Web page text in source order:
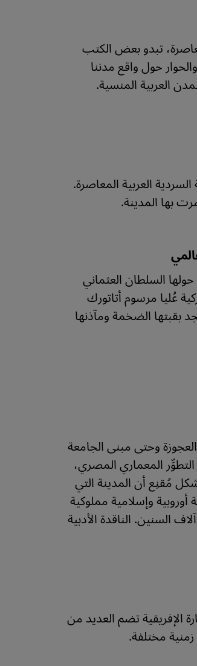
تبدو بعض الكتب
حول واقع مدننا
العربية المنسية.
العربية المعاصرة.
بها المدينة.
يبلغ عمر آيا صوفيا ما يقرب من 1500 عام. لألف عام كانت كنيسة. وفي عام 1453 حولها السلطان العثماني
/ تموز 2020، ألغت محكمة تركية عُليا مرسوم أتاتورك
مسجد بقبتها الضخمة ومآذنها
وحتى مبنى الجامعة
في العاصمة المصرية تمثل حوالي 120 عاماً من التطوِّر المعماري المصري،
معماري"، موضحاً بشكل مُقنِع أن المدينة التي
وإسلامية مملوكية
السنين. الناقدة الأدبية
بيد أن القارة الإفريقية تضم العديد من
مختلفة.